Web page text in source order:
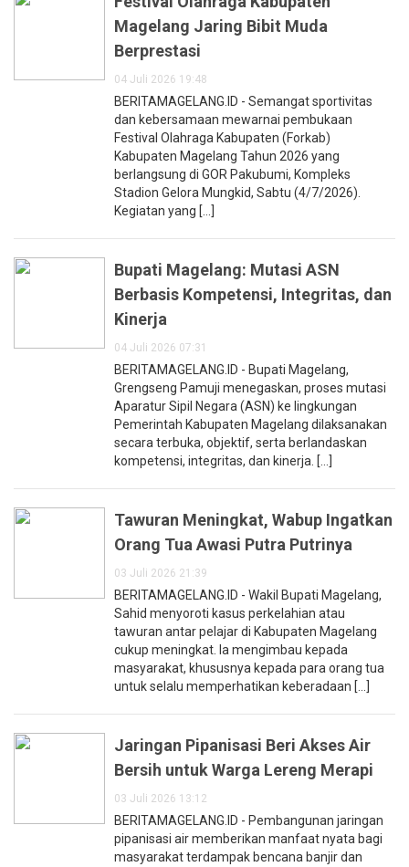
Magelang Jaring Bibit Muda
Berprestasi
04 Juli 2026 19:48
BERITAMAGELANG.ID - Semangat sportivitas
dan kebersamaan mewarnai pembukaan
Festival Olahraga Kabupaten (Forkab)
Kabupaten Magelang Tahun 2026 yang
berlangsung di GOR Pakubumi, Kompleks
Stadion Gelora Mungkid, Sabtu (4/7/2026).
Kegiatan yang [...]
Bupati Magelang: Mutasi ASN
Berbasis Kompetensi, Integritas, dan
Kinerja
04 Juli 2026 07:31
BERITAMAGELANG.ID - Bupati Magelang,
Grengseng Pamuji menegaskan, proses mutasi
Aparatur Sipil Negara (ASN) ke lingkungan
Pemerintah Kabupaten Magelang dilaksanakan
secara terbuka, objektif, serta berlandaskan
kompetensi, integritas, dan kinerja. [...]
Tawuran Meningkat, Wabup Ingatkan
Orang Tua Awasi Putra Putrinya
03 Juli 2026 21:39
BERITAMAGELANG.ID - Wakil Bupati Magelang,
Sahid menyoroti kasus perkelahian atau
tawuran antar pelajar di Kabupaten Magelang
cukup meningkat. Ia mengimbau kepada
masyarakat, khususnya kepada para orang tua
untuk selalu memperhatikan keberadaan [...]
Jaringan Pipanisasi Beri Akses Air
Bersih untuk Warga Lereng Merapi
03 Juli 2026 13:12
BERITAMAGELANG.ID - Pembangunan jaringan
pipanisasi air memberikan manfaat nyata bagi
masyarakat terdampak bencana banjir dan